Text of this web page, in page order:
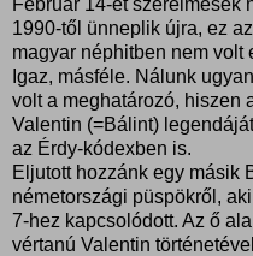
1990-től ünneplik újra, ez
magyar néphitben nem volt
Igaz, másféle. Nálunk
volt a meghatározó, hiszen
Valentin (=Bálint)
az Érdy-kódexben is.
Eljutott hozzánk egy másik
németországi püspökről,
7-hez kapcsolódott. Az ő
vértanú Valentin